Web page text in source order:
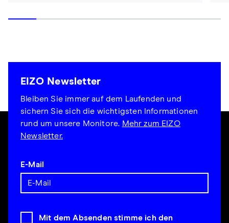
EIZO Newsletter
Bleiben Sie immer auf dem Laufenden und
sichern Sie sich die wichtigsten Informationen
rund um unsere Monitore. Mehr zum EIZO
Newsletter.
E-Mail
Mit dem Absenden stimme ich den